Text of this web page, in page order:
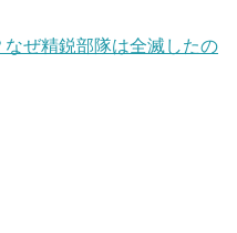
ぜ精鋭部隊は全滅したの